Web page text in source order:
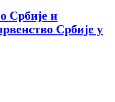
Србије и
Србије у